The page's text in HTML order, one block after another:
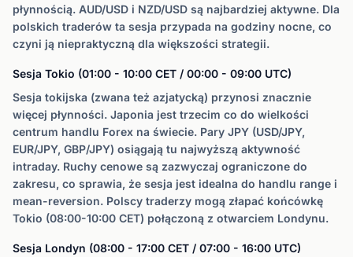
płynnością. AUD/USD i NZD/USD są najbardziej aktywne. Dla
polskich traderów ta sesja przypada na godziny nocne, co
czyni ją niepraktyczną dla większości strategii.
Sesja Tokio (01:00 - 10:00 CET / 00:00 - 09:00 UTC)
Sesja tokijska (zwana też azjatycką) przynosi znacznie
więcej płynności. Japonia jest trzecim co do wielkości
centrum handlu Forex na świecie. Pary JPY (USD/JPY,
EUR/JPY, GBP/JPY) osiągają tu najwyższą aktywność
intraday. Ruchy cenowe są zazwyczaj ograniczone do
zakresu, co sprawia, że sesja jest idealna do handlu range i
mean-reversion. Polscy traderzy mogą złapać końcówkę
Tokio (08:00-10:00 CET) połączoną z otwarciem Londynu.
Sesja Londyn (08:00 - 17:00 CET / 07:00 - 16:00 UTC)